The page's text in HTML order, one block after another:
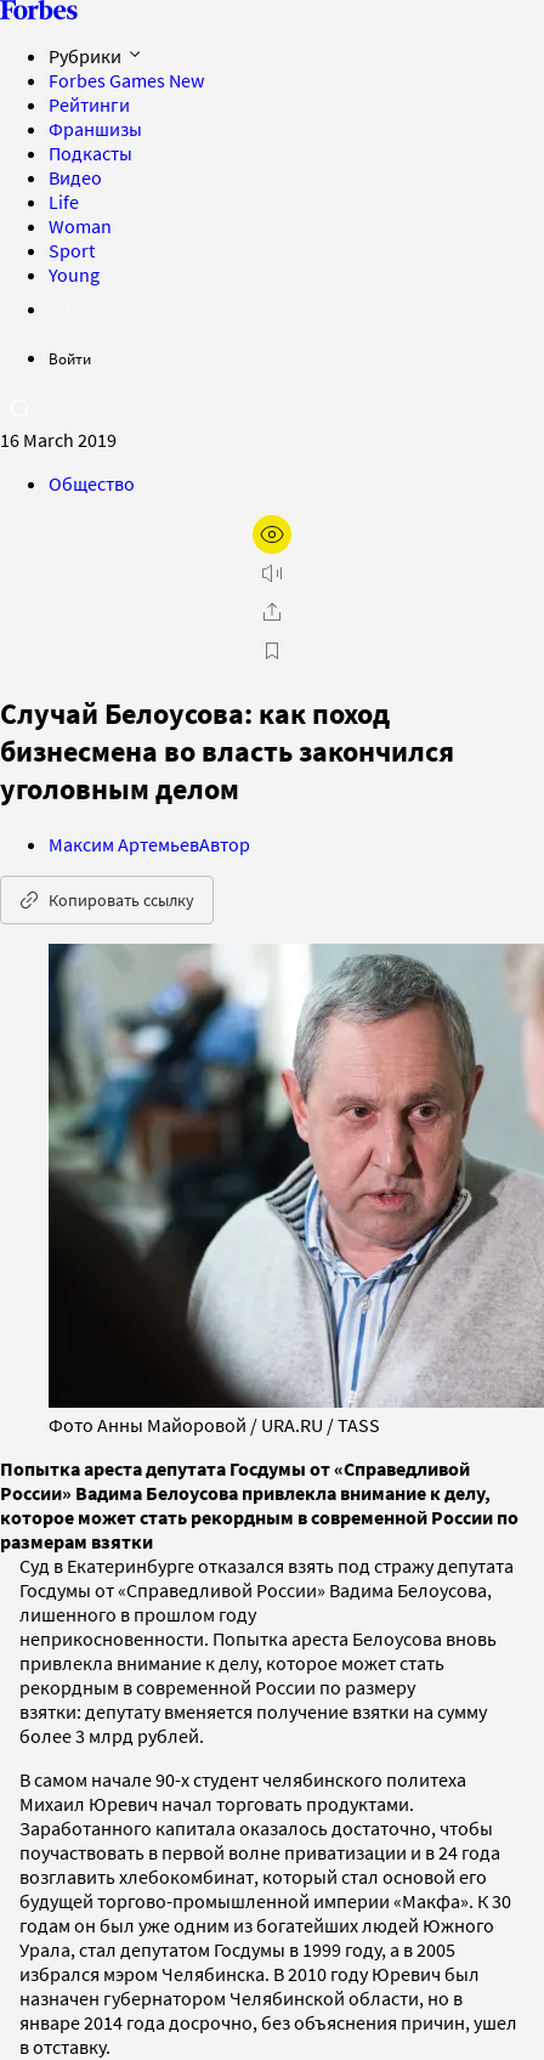
Рубрики
Forbes Games New
Рейтинги
Франшизы
Подкасты
Видео
Life
Woman
Sport
Young
Войти
16 March 2019
Общество
Случай Белоусова: как поход
бизнесмена во власть закончился
уголовным делом
Максим АртемьевАвтор
Копировать ссылку
Фото Анны Майоровой / URA.RU / TASS
Попытка ареста депутата Госдумы от «Справедливой
России» Вадима Белоусова привлекла внимание к делу,
которое может стать рекордным в современной России по
размерам взятки
Суд в Екатеринбурге отказался взять под стражу депутата
Госдумы от «Справедливой России» Вадима Белоусова,
лишенного в прошлом году
неприкосновенности. Попытка ареста Белоусова вновь
привлекла внимание к делу, которое может стать
рекордным в современной России по размеру
взятки: депутату вменяется получение взятки на сумму
более 3 млрд рублей.
В самом начале 90-х студент челябинского политеха
Михаил Юревич начал торговать продуктами.
Заработанного капитала оказалось достаточно, чтобы
поучаствовать в первой волне приватизации и в 24 года
возглавить хлебокомбинат, который стал основой его
будущей торгово-промышленной империи «Макфа». К 30
годам он был уже одним из богатейших людей Южного
Урала, стал депутатом Госдумы в 1999 году, а в 2005
избрался мэром Челябинска. В 2010 году Юревич был
назначен губернатором Челябинской области, но в
январе 2014 года досрочно, без объяснения причин, ушел
в отставку.